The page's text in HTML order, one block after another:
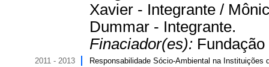
Xavier - Integrante /
Dummar - Integrante.
Finaciador(es):
2011 - 2013 Responsabilidade Sócio-Ambiental na Instituições